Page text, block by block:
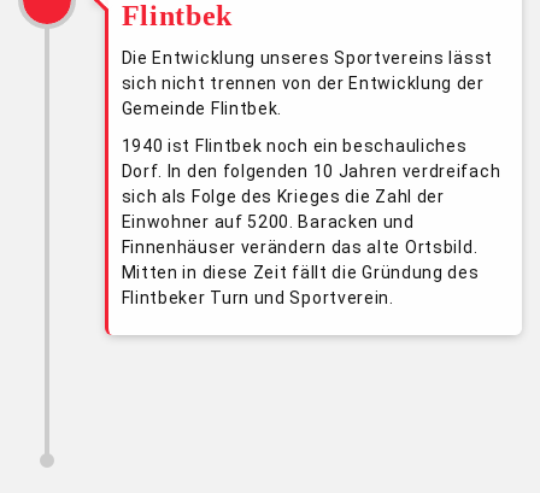
Flintbek
Die Entwicklung unseres Sportvereins lässt
sich nicht trennen von der Entwicklung der
Gemeinde Flintbek.
1940 ist Flintbek noch ein beschauliches
Dorf. In den folgenden 10 Jahren verdreifach
sich als Folge des Krieges die Zahl der
Einwohner auf 5200. Baracken und
Finnenhäuser verändern das alte Ortsbild.
Mitten in diese Zeit fällt die Gründung des
Flintbeker Turn und Sportverein.